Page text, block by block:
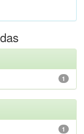
1
1